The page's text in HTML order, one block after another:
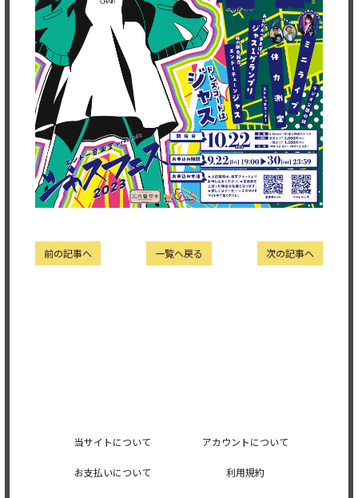
次の記事へ
一覧へ戻る
前の記事へ
当サイトについて アカウントについて
お支払いについて 利用規約